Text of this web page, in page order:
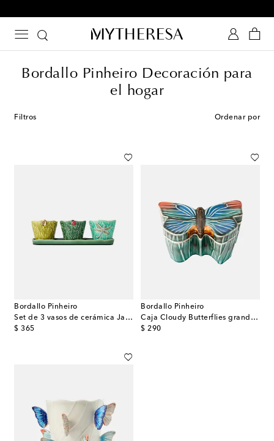
Bordallo Pinheiro Decoración para
el hogar
Filtros Ordenar por
Bordallo Pinheiro
Set de 3 vasos de cerámica Jardim De Insetos
$ 365
original price
Bordallo Pinheiro
Caja Cloudy Butterflies grande por Claudia Schiffer
$ 290
original price